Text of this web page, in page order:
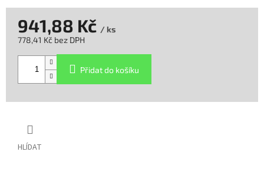
HLÍDAT
941,88 Kč / ks
778,41 Kč bez DPH
Přidat do košíku